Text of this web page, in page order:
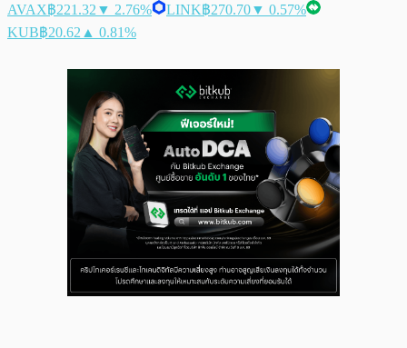
AVAX฿221.32 ▼ 2.76% LINK฿270.70▼ 0.57%
KUB฿20.62 ▲ 0.81%